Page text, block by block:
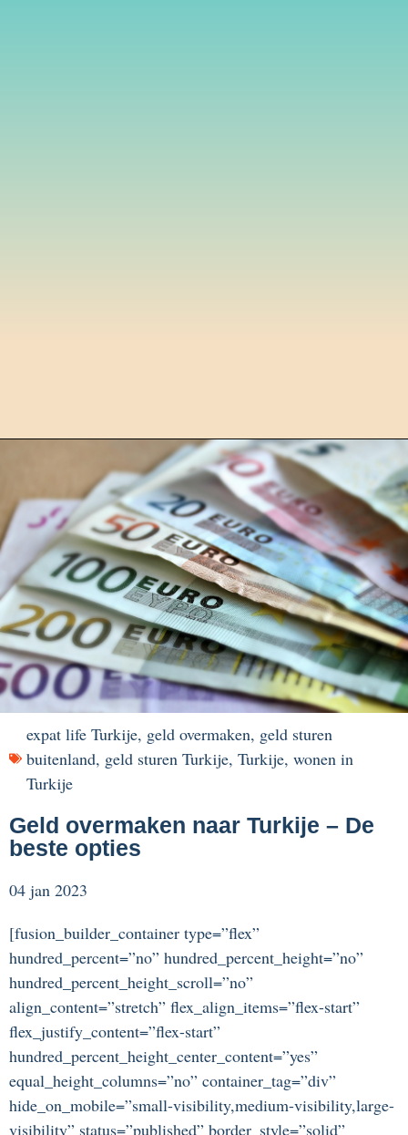
expat life Turkije, geld overmaken, geld sturen
buitenland, geld sturen Turkije, Turkije, wonen in
Turkije
Geld overmaken naar Turkije – De
beste opties
04 jan 2023
[fusion_builder_container type=”flex”
hundred_percent=”no” hundred_percent_height=”no”
hundred_percent_height_scroll=”no”
align_content=”stretch” flex_align_items=”flex-start”
flex_justify_content=”flex-start”
hundred_percent_height_center_content=”yes”
equal_height_columns=”no” container_tag=”div”
hide_on_mobile=”small-visibility,medium-visibility,large-
visibility” status=”published” border_style=”solid”